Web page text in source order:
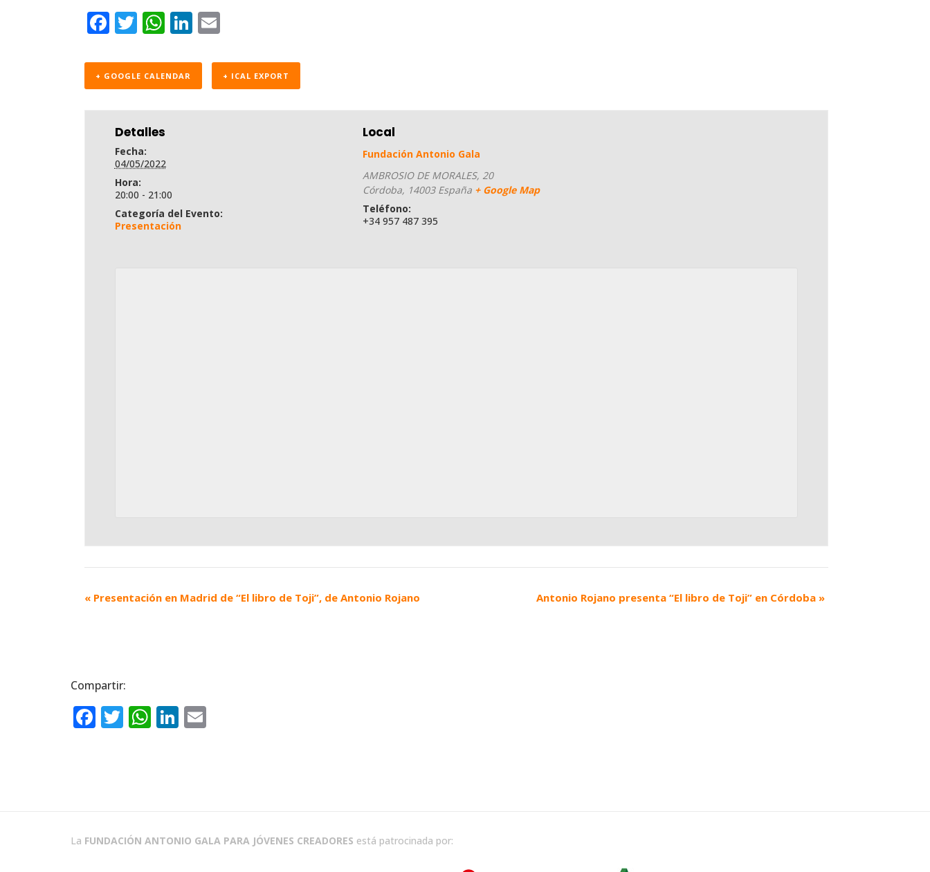
F
c
e
b
o
o
k
T
it
te
r
W
a
ts
A
p
Li
k
e
dI
ai
l
+ GOOGLE CALENDAR + ICAL EXPORT
Detalles
Fecha:
04/05/2022
Hora:
20:00 - 21:00
Categoría del Evento:
Presentación
Local
Fundación Antonio Gala
AMBROSIO DE MORALES, 20
Córdoba, 14003 España + Google Map
Teléfono:
+34 957 487 395
« Presentación en Madrid de “El libro de Toji”, de Antonio Rojano Antonio Rojano presenta “El libro de Toji” en Córdoba »
Compartir:
F
o
T W
p
Li
La FUNDACIÓN ANTONIO GALA PARA JÓVENES CREADORES está patrocinada por: